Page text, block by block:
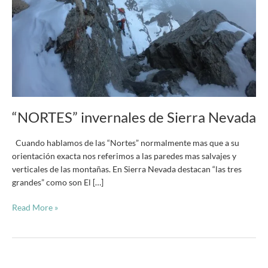
“NORTES” invernales de Sierra Nevada
Cuando hablamos de las “Nortes” normalmente mas que a su
orientación exacta nos referimos a las paredes mas salvajes y
verticales de las montañas. En Sierra Nevada destacan “las tres
grandes” como son El […]
Read More »